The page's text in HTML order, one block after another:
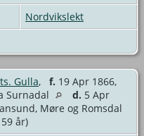
Nordvikslekt
Gulla, f. 19 Apr 1866,
Surnadal
d. 5 Apr
Møre og Romsdal
år)